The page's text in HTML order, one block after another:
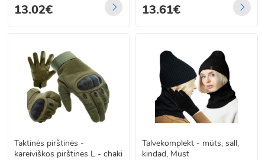
13.02€ 13.61€
Taktinės pirštinės -
kareiviškos pirštinės L - chaki
Talvekomplekt - müts, sall,
kindad, Must